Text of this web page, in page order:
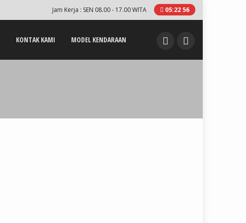
Jam Kerja : SEN 08.00 - 17.00 WITA 05:22 56
KONTAK KAMI MODEL KENDARAAN